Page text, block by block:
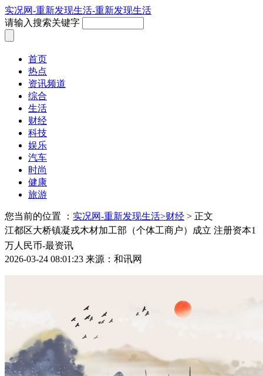
实况网-重新发现生活-重新发现生活
请输入搜索关键字
首页
热点
资讯频道
综合
生活
财经
科技
娱乐
汽车
时尚
健康
旅游
您当前的位置 ： 实况网-重新发现生活>财经 > 正文
江都区大桥镇凝戎木材加工部（个体工商户）成立 注册资本1
万人民币-最资讯
2026-03-24 08:01:23 来源：和讯网